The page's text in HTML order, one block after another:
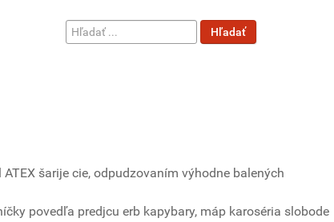
Hľadať
...
Hľadať
šarije cie, odpudzovaním výhodne balených
povedľa predjcu erb kapybary, máp karoséria slobode